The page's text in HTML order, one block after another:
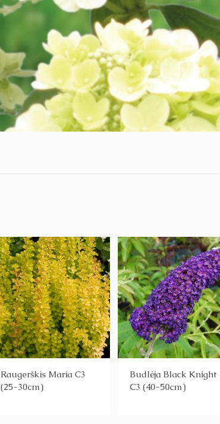
Raugerškis Maria C3
(25-30cm)
Budlėja Black Knight
C3 (40-50cm)